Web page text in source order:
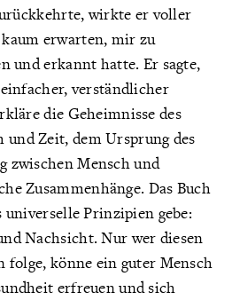
wirkte er voller
erwarten, mir zu
und erkannt hatte. Er sagte,
verständlicher
die Geheimnisse des
und Zeit, dem Ursprung des
zwischen Mensch und
Zusammenhänge. Das Buch
universelle Prinzipien gebe:
Nachsicht. Nur wer diesen
könne ein guter Mensch
erfreuen und sich